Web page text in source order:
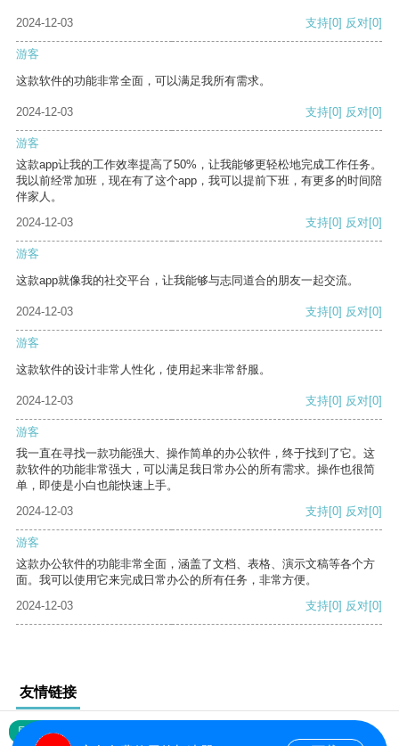
2024-12-03 支持[0] 反对[0]
游客
这款软件的功能非常全面，可以满足我所有需求。
2024-12-03 支持[0] 反对[0]
游客
这款app让我的工作效率提高了50%，让我能够更轻松地完成工作任务。
我以前经常加班，现在有了这个app，我可以提前下班，有更多的时间陪
伴家人。
2024-12-03
支持[0] 反对[0]
游客
这款app就像我的社交平台，让我能够与志同道合的朋友一起交流。
2024-12-03 支持[0] 反对[0]
游客
这款软件的设计非常人性化，使用起来非常舒服。
2024-12-03 支持[0] 反对[0]
游客
我一直在寻找一款功能强大、操作简单的办公软件，终于找到了它。这
款软件的功能非常强大，可以满足我日常办公的所有需求。操作也很简
单，即使是小白也能快速上手。
2024-12-03
支持[0] 反对[0]
游客
这款办公软件的功能非常全面，涵盖了文档、表格、演示文稿等各个方
面。我可以使用它来完成日常办公的所有任务，非常方便。
2024-12-03
支持[0] 反对[0]
友情链接
网站地图